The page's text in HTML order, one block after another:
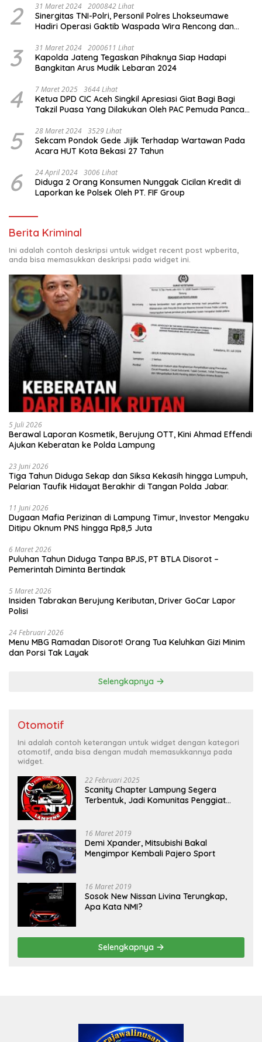
2 31 Maret 2024 2000842 Lihat
Sinergitas TNI-Polri, Personil Polres Lhokseumawe
Hadiri Operasi Gaktib Waspada Wira Rencong dan
3 31 Maret 2024 2000611 Lihat
Kapolda Jateng Tegaskan Pihaknya Siap Hadapi
Bangkitan Arus Mudik Lebaran 2024
4 7 Maret 2025 3644 Lihat
Ketua DPD CIC Aceh Singkil Apresiasi Giat Bagi Bagi
Takzil Puasa Yang Dilakukan Oleh PAC Pemuda Panca
Meriah Kabupaten Aceh Singkil
5 28 Maret 2024 3529 Lihat
Sekcam Pondok Gede Jijik Terhadap Wartawan Pada
Acara HUT Kota Bekasi 27 Tahun
6 24 April 2024 3006 Lihat
Diduga 2 Orang Konsumen Nunggak Cicilan Kredit di
Laporkan ke Polsek Oleh PT. FIF Group
Berita Kriminal
Ini adalah contoh deskripsi untuk widget recent post wpberita,
anda bisa memasukkan deskripsi pada widget ini.
5 Juli 2026
Berawal Laporan Kosmetik, Berujung OTT, Kini Ahmad Effendi
Ajukan Keberatan ke Polda Lampung
23 Juni 2026
Tiga Tahun Diduga Sekap dan Siksa Kekasih hingga Lumpuh,
Pelarian Taufik Hidayat Berakhir di Tangan Polda Jabar.
11 Juni 2026
Dugaan Mafia Perizinan di Lampung Timur, Investor Mengaku
Ditipu Oknum PNS hingga Rp8,5 Juta
6 Maret 2026
Puluhan Tahun Diduga Tanpa BPJS, PT BTLA Disorot –
Pemerintah Diminta Bertindak
5 Maret 2026
Insiden Tabrakan Berujung Keributan, Driver GoCar Lapor
Polisi
24 Februari 2026
Menu MBG Ramadan Disorot! Orang Tua Keluhkan Gizi Minim
dan Porsi Tak Layak
Selengkapnya
Otomotif
Ini adalah contoh keterangan untuk widget dengan kategori
otomotif, anda bisa dengan mudah memasukkannya pada
widget.
22 Februari 2025
Scanity Chapter Lampung Segera
Terbentuk, Jadi Komunitas Penggiat
16 Maret 2019
Demi Xpander, Mitsubishi Bakal
Mengimpor Kembali Pajero Sport
16 Maret 2019
Sosok New Nissan Livina Terungkap,
Apa Kata NMI?
Selengkapnya